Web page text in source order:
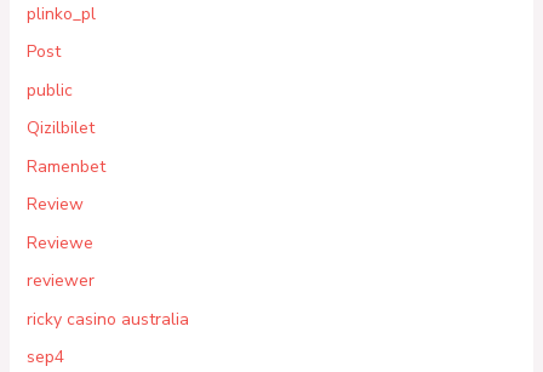
plinko_pl
Post
public
Qizilbilet
Ramenbet
Review
Reviewe
reviewer
ricky casino australia
sep4